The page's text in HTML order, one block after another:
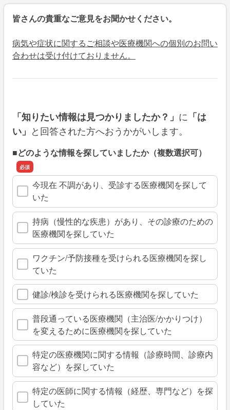
皆さんの貴重なご意見をお聞かせください。
病気や症状に関するご相談や医療機関への個別のお問い
合わせは受け付けておりません。
「知りたい情報は見つかりましたか？」 に 「は
い」 と回答された方へおうかがいします。
■どのような情報を探していましたか（複数選択可）
今現在 不調があり、受診する医療機関を探して
いた
持病（慢性的な疾患）があり、その診療のための
医療機関を探していた
ワクチン/予防接種を受けられる医療機関を探し
ていた
健診/検診を受けられる医療機関を探していた
普段通っている医療機関（主治医/かかりつけ）
を変えるために医療機関を探していた
特定の医療機関に関する情報（診療時間、診療内
容など）を探していた
特定の医師に関する情報（経歴、専門など）を探
していた